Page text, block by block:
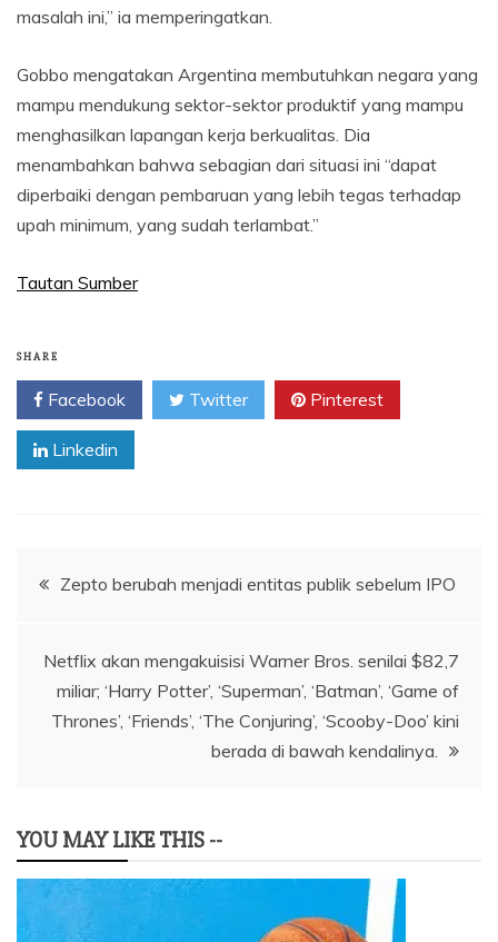
masalah ini,” ia memperingatkan.
Gobbo mengatakan Argentina membutuhkan negara yang
mampu mendukung sektor-sektor produktif yang mampu
menghasilkan lapangan kerja berkualitas. Dia
menambahkan bahwa sebagian dari situasi ini “dapat
diperbaiki dengan pembaruan yang lebih tegas terhadap
upah minimum, yang sudah terlambat.”
Tautan Sumber
SHARE
Facebook Twitter Pinterest
Linkedin
Navigasi
Zepto berubah menjadi entitas publik sebelum IPO
Netflix akan mengakuisisi Warner Bros. senilai $82,7
miliar; ‘Harry Potter’, ‘Superman’, ‘Batman’, ‘Game of
Thrones’, ‘Friends’, ‘The Conjuring’, ‘Scooby-Doo’ kini
berada di bawah kendalinya.
YOU MAY LIKE THIS --